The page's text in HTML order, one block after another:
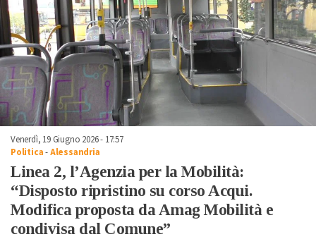
Venerdì, 19 Giugno 2026 - 17:57
Politica-Alessandria
Linea 2, l’Agenzia per la Mobilità:
“Disposto ripristino su corso Acqui.
Modifica proposta da Amag Mobilità e
condivisa dal Comune”